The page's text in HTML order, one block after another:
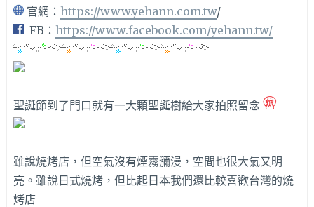
官網： https://www.yehann.com.tw/
FB： https://www.facebook.com/yehann.tw/
聖誕節到了門口就有一大顆聖誕樹給大家拍照留念
雖說燒烤店，但空氣沒有煙霧瀰漫，空間也很大氣又明
亮。雖說日式燒烤，但比起日本我們還比較喜歡台灣的燒
烤店